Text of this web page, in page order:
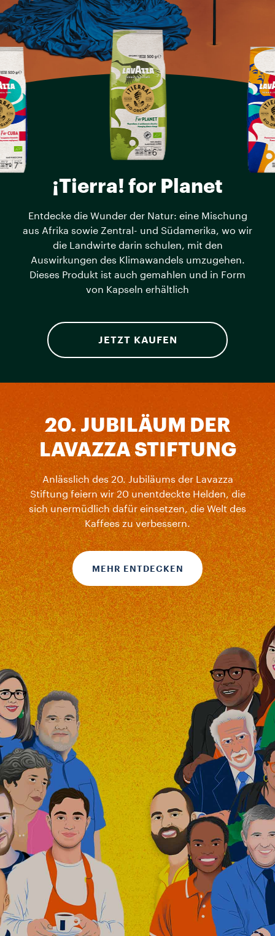
¡Tierra! for Planet
Entdecke die Wunder der Natur: eine Mischung
aus Afrika sowie Zentral- und Südamerika, wo wir
die Landwirte darin schulen, mit den
Auswirkungen des Klimawandels umzugehen.
Dieses Produkt ist auch gemahlen und in Form
von Kapseln erhältlich
JETZT KAUFEN
20. JUBILÄUM DER
LAVAZZA STIFTUNG
Anlässlich des 20. Jubiläums der Lavazza
Stiftung feiern wir 20 unentdeckte Helden, die
sich unermüdlich dafür einsetzen, die Welt des
Kaffees zu verbessern.
MEHR ENTDECKEN